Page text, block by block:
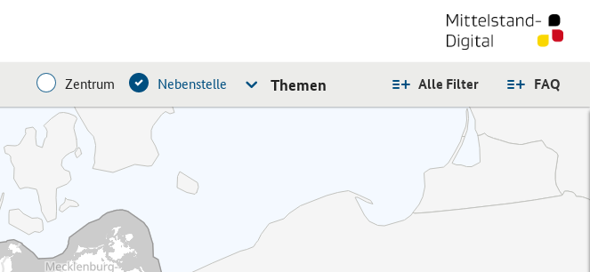
FAQ
Alle Filter
Zentrum Nebenstelle Themen